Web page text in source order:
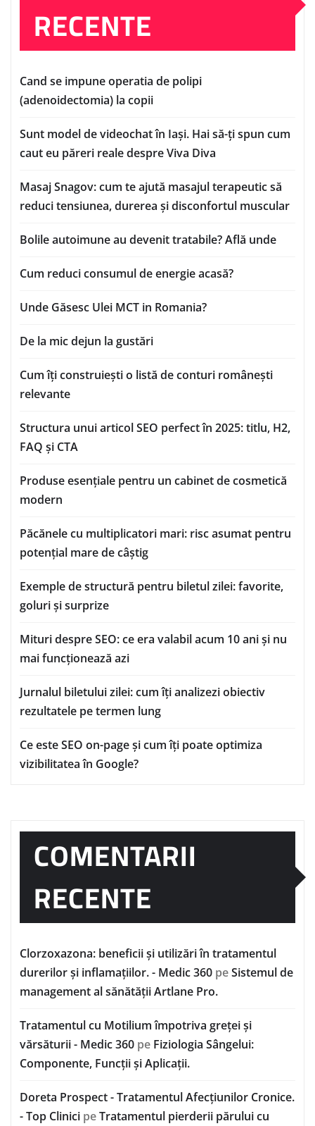
RECENTE
Cand se impune operatia de polipi
(adenoidectomia) la copii
Sunt model de videochat în Iași. Hai să-ți spun cum
caut eu păreri reale despre Viva Diva
Masaj Snagov: cum te ajută masajul terapeutic să
reduci tensiunea, durerea și disconfortul muscular
Bolile autoimune au devenit tratabile? Află unde
Cum reduci consumul de energie acasă?
Unde Găsesc Ulei MCT in Romania?
De la mic dejun la gustări
Cum îți construiești o listă de conturi românești
relevante
Structura unui articol SEO perfect în 2025: titlu, H2,
FAQ și CTA
Produse esențiale pentru un cabinet de cosmetică
modern
Păcănele cu multiplicatori mari: risc asumat pentru
potențial mare de câștig
Exemple de structură pentru biletul zilei: favorite,
goluri și surprize
Mituri despre SEO: ce era valabil acum 10 ani și nu
mai funcționează azi
Jurnalul biletului zilei: cum îți analizezi obiectiv
rezultatele pe termen lung
Ce este SEO on-page și cum îți poate optimiza
vizibilitatea în Google?
COMENTARII
RECENTE
Clorzoxazona: beneficii și utilizări în tratamentul
durerilor și inflamațiilor. - Medic 360 peSistemul de
management al sănătății Artlane Pro.
Tratamentul cu Motilium împotriva greței și
vărsăturii - Medic 360 pe Fiziologia Sângelui:
Componente, Funcții și Aplicații.
Doreta Prospect - Tratamentul Afecțiunilor Cronice.
- Top Clinici peTratamentul pierderii părului cu